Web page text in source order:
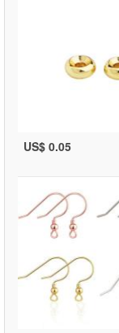
US$ 0.05